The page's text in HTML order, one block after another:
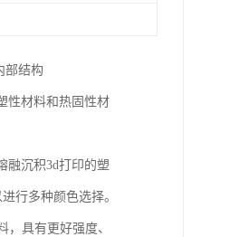
部结构
性材料和热固性材
融沉积3d打印的塑
行多种颜色选择。
具有更好强度、